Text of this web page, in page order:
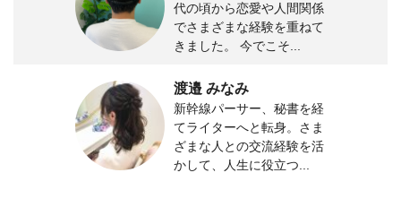
代の頃から恋愛や人間関係
でさまざまな経験を重ねて
きました。 今でこそ...
渡邉 みなみ
新幹線パーサー、秘書を経
てライターへと転身。さま
ざまな人との交流経験を活
かして、人生に役立つ...